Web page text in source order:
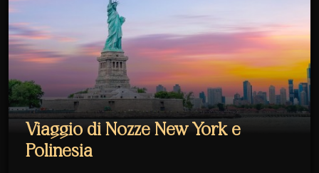
Viaggio di Nozze New York e
Polinesia